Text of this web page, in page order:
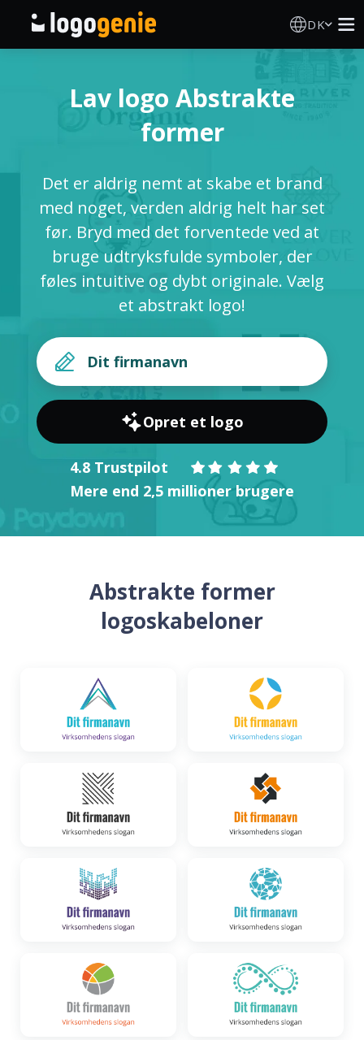
DK
AI logogenerator
Trykte produkter
Lav logo Abstrakte
former
Det er aldrig nemt at skabe et brand
med noget, verden aldrig helt har set
før. Bryd med det forventede ved at
bruge udtryksfulde symboler, der
føles intuitive og dybt originale. Vælg
et abstrakt logo!
Opret et logo
4.8 Trustpilot
Mere end 2,5 millioner brugere
Abstrakte former
logoskabeloner